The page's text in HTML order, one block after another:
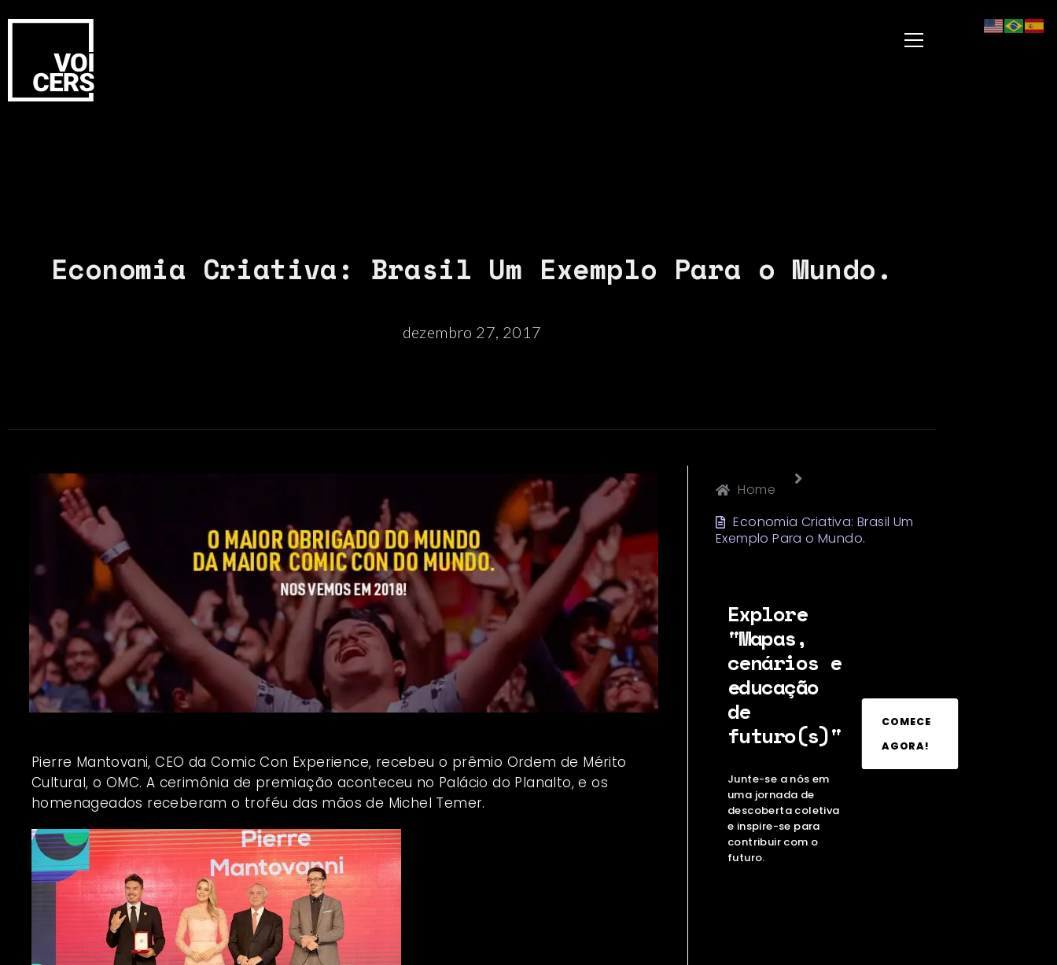
Economia Criativa: Brasil Um Exemplo Para o Mundo.
dezembro 27, 2017
Pierre Mantovani, CEO da Comic Con Experience, recebeu o prêmio Ordem de Mérito
Cultural, o OMC. A cerimônia de premiação aconteceu no Palácio do Planalto, e os
homenageados receberam o troféu das mãos de Michel Temer.
Home
Economia Criativa: Brasil Um
Exemplo Para o Mundo.
Explore
"Mapas,
cenários e
educação
de
futuro(s)"
Junte-se a nós em
uma jornada de
descoberta coletiva
e inspire-se para
contribuir com o
futuro.
COMECE
AGORA!